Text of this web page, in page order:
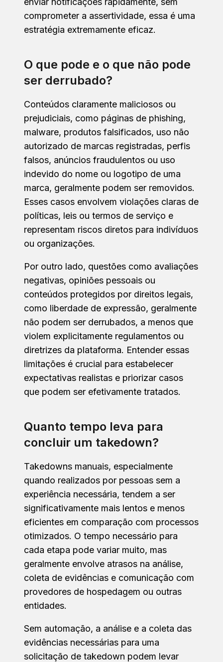
comprometer a assertividade, essa é uma
estratégia extremamente eficaz.
O que pode e o que não pode
ser derrubado?
Conteúdos claramente maliciosos ou
prejudiciais, como páginas de phishing,
malware, produtos falsificados, uso não
autorizado de marcas registradas, perfis
falsos, anúncios fraudulentos ou uso
indevido do nome ou logotipo de uma
marca, geralmente podem ser removidos.
Esses casos envolvem violações claras de
políticas, leis ou termos de serviço e
representam riscos diretos para indivíduos
ou organizações.
Por outro lado, questões como avaliações
negativas, opiniões pessoais ou
conteúdos protegidos por direitos legais,
como liberdade de expressão, geralmente
não podem ser derrubados, a menos que
violem explicitamente regulamentos ou
diretrizes da plataforma. Entender essas
limitações é crucial para estabelecer
expectativas realistas e priorizar casos
que podem ser efetivamente tratados.
Quanto tempo leva para
concluir um takedown?
Takedowns manuais, especialmente
quando realizados por pessoas sem a
experiência necessária, tendem a ser
significativamente mais lentos e menos
eficientes em comparação com processos
otimizados. O tempo necessário para
cada etapa pode variar muito, mas
geralmente envolve atrasos na análise,
coleta de evidências e comunicação com
provedores de hospedagem ou outras
entidades.
Sem automação, a análise e a coleta das
evidências necessárias para uma
solicitação de takedown podem levar